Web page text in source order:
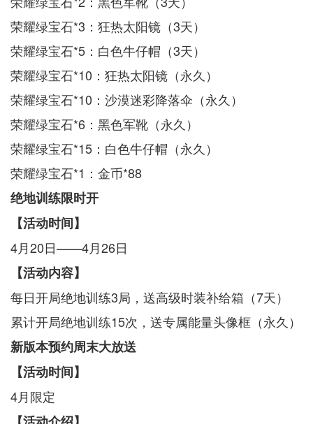
荣耀绿宝石*3：狂热太阳镜（3天）
荣耀绿宝石*5：白色牛仔帽（3天）
荣耀绿宝石*10：狂热太阳镜（永久）
荣耀绿宝石*10：沙漠迷彩降落伞（永久）
荣耀绿宝石*6：黑色军靴（永久）
荣耀绿宝石*15：白色牛仔帽（永久）
荣耀绿宝石*1：金币*88
绝地训练限时开
【活动时间】
4月20日——4月26日
【活动内容】
每日开局绝地训练3局，送高级时装补给箱（7天）
累计开局绝地训练15次，送专属能量头像框（永久）
新版本预约周末大放送
【活动时间】
4月限定